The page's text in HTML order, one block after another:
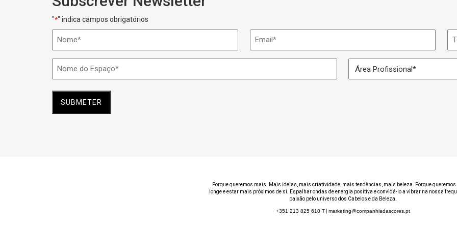
"*" indica campos obrigatórios
Nome Email
Nome
do
Área
Profissional
Porque queremos mais. Mais ideias, mais criatividade, mais tendências, mais beleza. Porque
longe e estar mais próximos de si. Espalhar ondas de energia positiva e convidá-lo a vibrar na nossa
paixão pelo universo dos Cabelos e da Beleza.
+351 213 825 610 T| marketing@companhiadascores.pt